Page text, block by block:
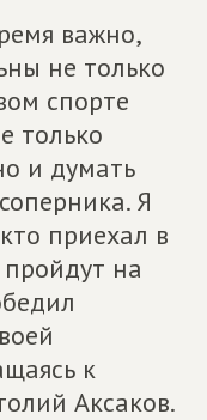
важно,
не только
спорте
только
и думать
Я
приехал в
на
к
Аксаков.